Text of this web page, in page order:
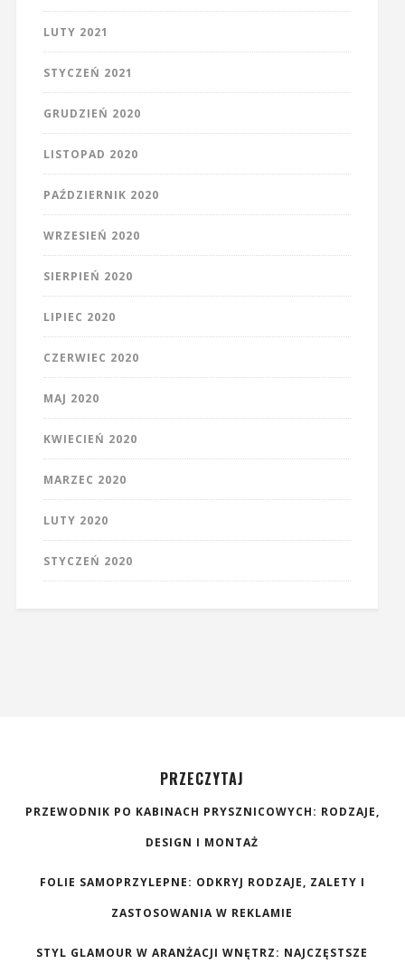
LUTY 2021
STYCZEŃ 2021
GRUDZIEŃ 2020
LISTOPAD 2020
PAŹDZIERNIK 2020
WRZESIEŃ 2020
SIERPIEŃ 2020
LIPIEC 2020
CZERWIEC 2020
MAJ 2020
KWIECIEŃ 2020
MARZEC 2020
LUTY 2020
STYCZEŃ 2020
PRZECZYTAJ
PRZEWODNIK PO KABINACH PRYSZNICOWYCH: RODZAJE,
DESIGN I MONTAŻ
FOLIE SAMOPRZYLEPNE: ODKRYJ RODZAJE, ZALETY I
ZASTOSOWANIA W REKLAMIE
STYL GLAMOUR W ARANŻACJI WNĘTRZ: NAJCZĘSTSZE